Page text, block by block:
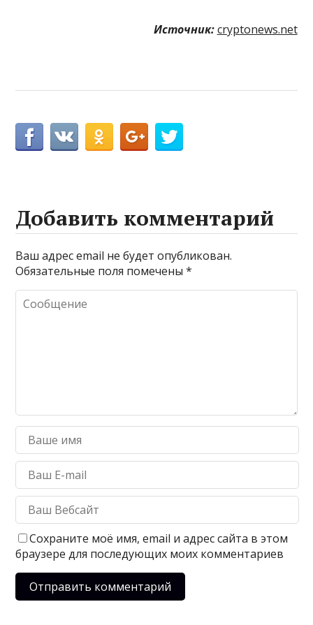
Источник: cryptonews.net
Добавить комментарий
Ваш адрес email не будет опубликован.
Обязательные поля помечены*
Сохраните моё имя, email и адрес сайта в этом
браузере для последующих моих комментариев